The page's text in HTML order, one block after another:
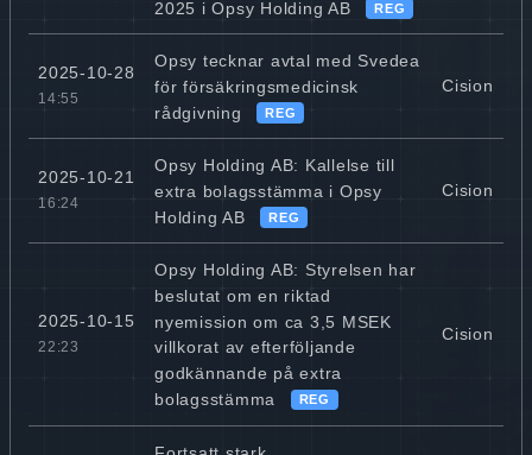
2025 i Opsy Holding AB
REG
2025-10-28
14:55
Opsy tecknar avtal med Svedea
för försäkringsmedicinsk
rådgivning
REG
Cision
2025-10-21
16:24
Opsy Holding AB: Kallelse till
extra bolagsstämma i Opsy
Holding AB
REG
Cision
2025-10-15
22:23
Opsy Holding AB: Styrelsen har
beslutat om en riktad
nyemission om ca 3,5 MSEK
villkorat av efterföljande
godkännande på extra
bolagsstämma
REG
Cision